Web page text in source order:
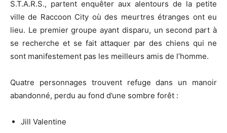
S.T.A.R.S., partent enquêter aux alentours de la petite
ville de Raccoon City où des meurtres étranges ont eu
lieu. Le premier groupe ayant disparu, un second part à
se recherche et se fait attaquer par des chiens qui ne
sont manifestement pas les meilleurs amis de l’homme.
Quatre personnages trouvent refuge dans un manoir
abandonné, perdu au fond d’une sombre forêt :
Jill Valentine